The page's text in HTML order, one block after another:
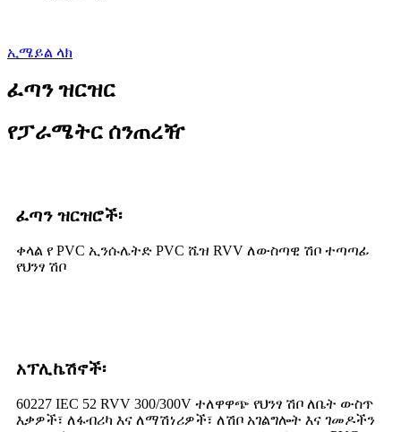
ኢሜይል ላክ
ፈጣን ዝርዝር
የፓራሜትር ሰንጠረዥ
ፈጣን ዝርዝሮች፡
ቀላል የ PVC ኢንሱሌትድ PVC ሼዝ RVV ለውስጣዊ ሽቦ ተጣጣፊ
የህንፃ ሽቦ
አፕሊኬሽኖች፡
60227 IEC 52 RVV 300/300V ተለዋዋጭ የህንፃ ሽቦ ለቤት ውስጥ
እቃዎች፣ ለፋብሪካ እና ለማሽነሪዎች፣ ለሽቦ አገልግሎት እና ገመዶችን